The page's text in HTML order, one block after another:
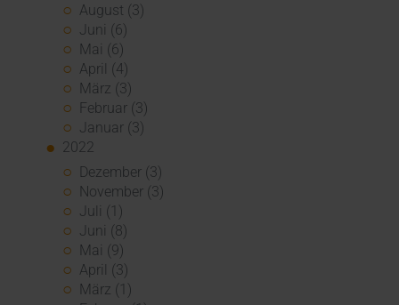
August (3)
Juni (6)
Mai (6)
April (4)
März (3)
Februar (3)
Januar (3)
2022
Dezember (3)
November (3)
Juli (1)
Juni (8)
Mai (9)
April (3)
März (1)